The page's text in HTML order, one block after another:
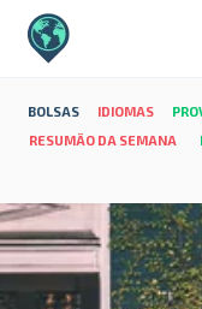
BOLSAS IDIOMAS
RESUMÃO DA SEMANA